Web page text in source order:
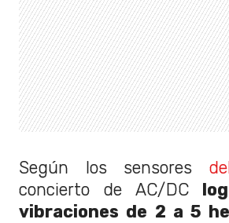
Según los sensores
concierto de AC/DC
vibraciones de 2 a 5